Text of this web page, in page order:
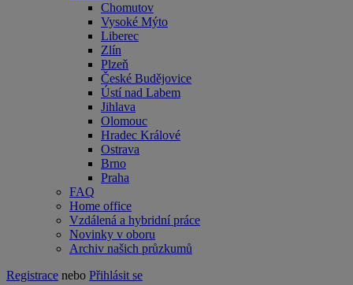
Chomutov
Vysoké Mýto
Liberec
Zlín
Plzeň
České Budějovice
Ústí nad Labem
Jihlava
Olomouc
Hradec Králové
Ostrava
Brno
Praha
FAQ
Home office
Vzdálená a hybridní práce
Novinky v oboru
Archiv našich průzkumů
Registrace nebo Přihlásit se